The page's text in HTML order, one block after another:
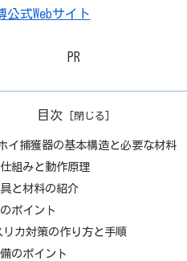
式Webサイト
PR
目次
イ捕獲器の基本構造と必要な材料
組みと動作原理
と材料の紹介
ポイント
リカ対策の作り方と手順
のポイント